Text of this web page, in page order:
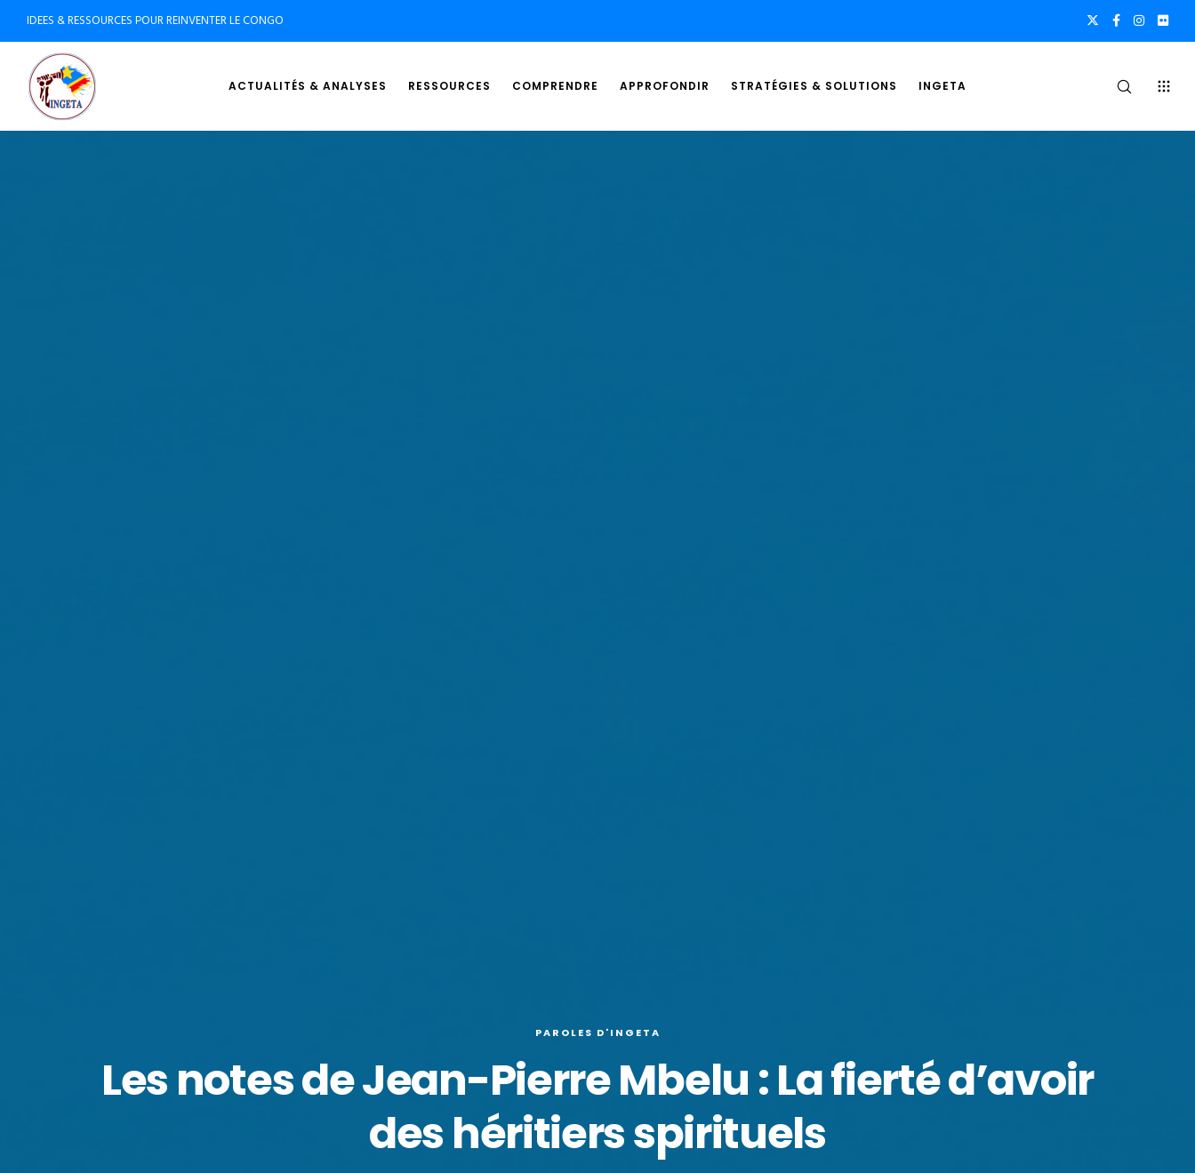
IDEES & RESSOURCES POUR REINVENTER LE CONGO
ACTUALITÉS & ANALYSES RESSOURCES COMPRENDRE APPROFONDIR STRATÉGIES & SOLUTIONS INGETA
PAROLES D'INGETA
Les notes de Jean-Pierre Mbelu : La fierté d’avoir
des héritiers spirituels